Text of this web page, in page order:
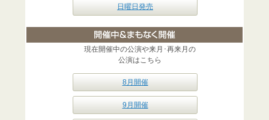
日曜日発売
現在開催中の公演や来月･再来月の
公演はこちら
8月開催
9月開催